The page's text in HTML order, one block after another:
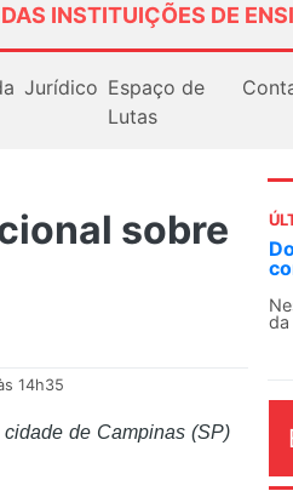
INSTITUIÇÕES DE
Jurídico Espaço de
Lutas
sobre
14h35
de Campinas (SP)
O